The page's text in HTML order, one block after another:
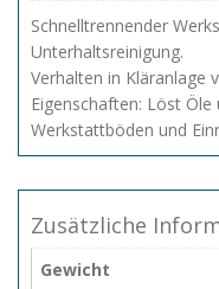
Schnelltrennender
Unterhaltsreinigung.
Verhalten in Kläranlage
Eigenschaften: Löst
Werkstattböden und
Zusätzliche
Gewicht